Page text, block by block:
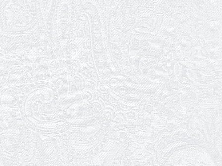
Божевільна родина — 24 та 26 квітня
25.03.2026
Нам — 79!
17.03.2026
Зелене світло твого дозвілля
11.03.2026
Результати конкурсу
10.03.2026
Ювілей Тетяни Хамітової
03.03.2026
Ювілей Сергія Богаченка